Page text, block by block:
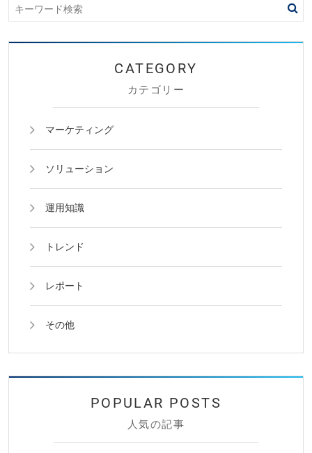
カテゴリー
マーケティング
ソリューション
運用知識
トレンド
レポート
その他
人気の記事